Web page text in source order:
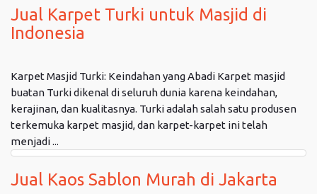
Jual Karpet Turki untuk Masjid di
Indonesia
Karpet Masjid Turki: Keindahan yang Abadi Karpet masjid
buatan Turki dikenal di seluruh dunia karena keindahan,
kerajinan, dan kualitasnya. Turki adalah salah satu produsen
terkemuka karpet masjid, dan karpet-karpet ini telah
menjadi ...
Jual Kaos Sablon Murah di Jakarta